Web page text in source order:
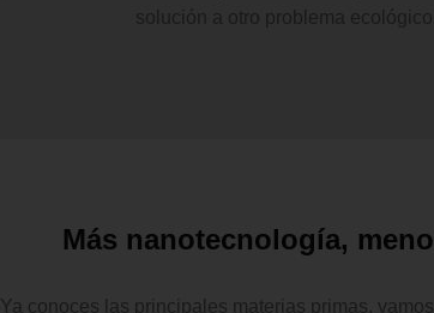
Más nanotecnología,
Ya conoces las principales materias primas,